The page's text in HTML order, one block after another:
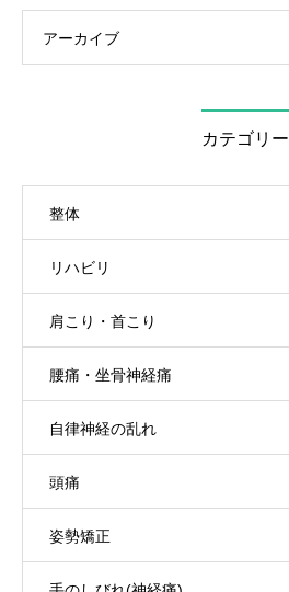
アーカイブ
カテゴリー
整体
リハビリ
肩こり・首こり
腰痛・坐骨神経痛
自律神経の乱れ
頭痛
姿勢矯正